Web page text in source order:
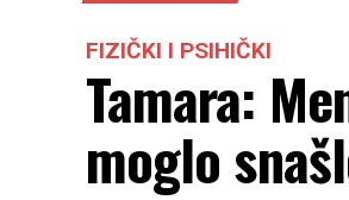
FIZIČKI I PSIHIČKI
Tamara:
moglo